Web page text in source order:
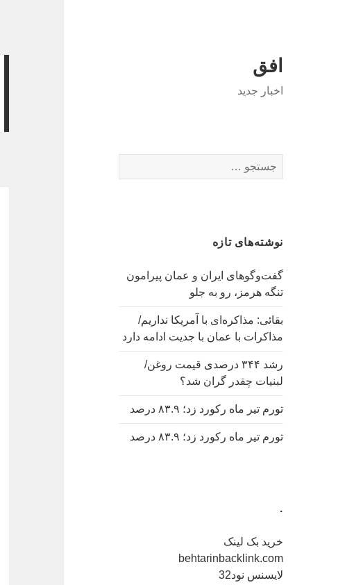
افق
اخبار جدید
برای:
نوشته‌های تازه
گفت‌وگوهای ایران و عمان پیرامون
تنگه هرمز، رو به جلو
بقائی: مذاکره‌ای با آمریکا نداریم/
مذاکرات با عمان با جدیت ادامه دارد
رشد ۳۴۴ درصدی قیمت روغن/
لبنیات چقدر گران شد؟
تورم تیر ماه رکورد زد؛ ۸۳.۹ درصد
تورم تیر ماه رکورد زد؛ ۸۳.۹ درصد
.
خرید بک لینک
behtarinbacklink.com
لایسنس نود32